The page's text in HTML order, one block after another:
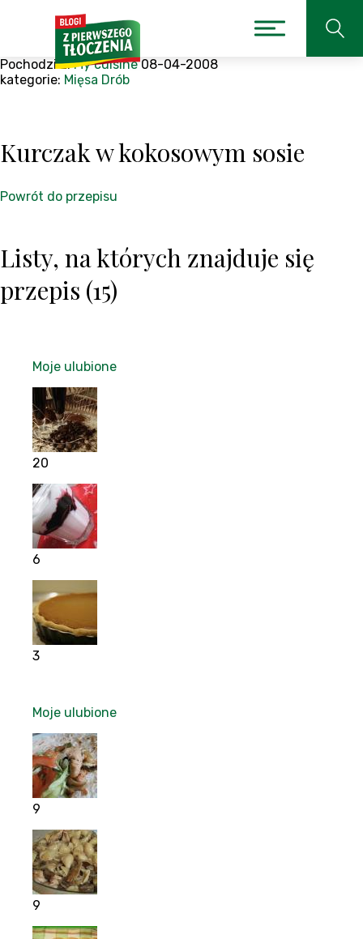
Pochodzi z:My cuisine 08-04-2008
kategorie: Mięsa Drób
Kurczak w kokosowym sosie
Powrót do przepisu
Listy, na których znajduje się
przepis (15)
Moje ulubione
20
6
3
Moje ulubione
9
9